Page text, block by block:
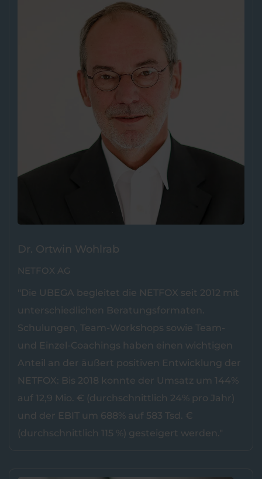
Dr. Ortwin Wohlrab
NETFOX AG
"Die UBEGA begleitet die NETFOX seit 2012 mit
unterschiedlichen Beratungsformaten.
Schulungen, Team-Workshops sowie Team-
und Einzel-Coachings haben einen wichtigen
Anteil an der äußert positiven Entwicklung der
NETFOX: Bis 2018 konnte der Umsatz um 144%
auf 12,9 Mio. € (durchschnittlich 24% pro Jahr)
und der EBIT um 688% auf 583 Tsd. €
(durchschnittlich 115 %) gesteigert werden."